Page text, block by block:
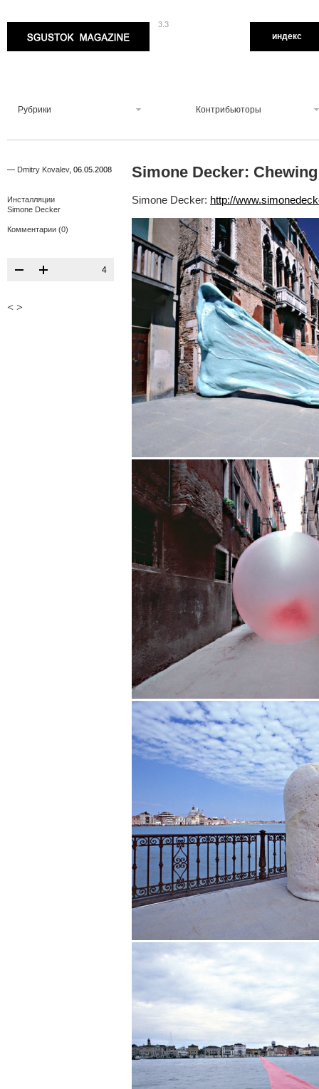
3.3
индекс
Рубрики Контрибьюторы
— Dmitry Kovalev, 06.05.2008
Инсталляции
Simone Decker
Комментарии (0)
4
< >
Simone Decker:
Simone Decker: http://